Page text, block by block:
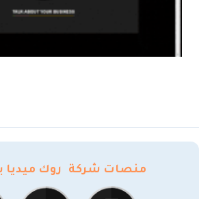
روك ميديا منصات شركة